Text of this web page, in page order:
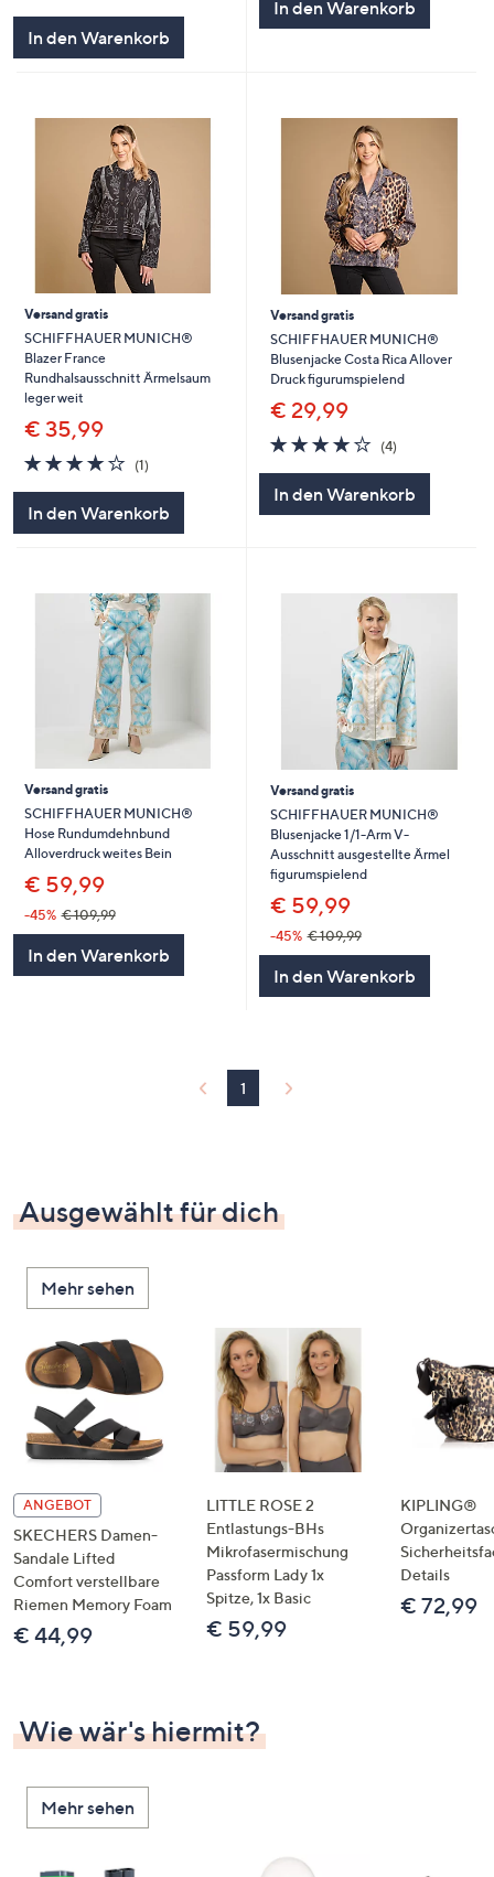
In den Warenkorb
In den Warenkorb
Versand gratis
SCHIFFHAUER MUNICH®
Blazer France
Rundhalsausschnitt Ärmelsaum
leger weit
€ 35,99
4.0
von
(1)1
In den Warenkorb
Versand gratis
SCHIFFHAUER MUNICH®
Blusenjacke Costa Rica Allover
Druck figurumspielend
€ 29,99
3.8
von
(4)4
In den Warenkorb
Versand gratis
SCHIFFHAUER MUNICH®
Hose Rundumdehnbund
Alloverdruck weites Bein
€ 59,99
-45% € 109,99
In den Warenkorb
Versand gratis
SCHIFFHAUER MUNICH®
Blusenjacke 1/1-Arm V-
Ausschnitt ausgestellte Ärmel
figurumspielend
€ 59,99
-45% € 109,99
In den Warenkorb
1
Ausgewählt für dich
Mehr sehen
ANGEBOT
SKECHERS Damen-
Sandale Lifted
Comfort verstellbare
Riemen Memory Foam
€ 44,99
LITTLE ROSE 2
Entlastungs-BHs
Mikrofasermischung
Passform Lady 1x
Spitze, 1x Basic
€ 59,99
KIPLING®
Details
€ 72,99
Wie wär's hiermit?
Mehr sehen